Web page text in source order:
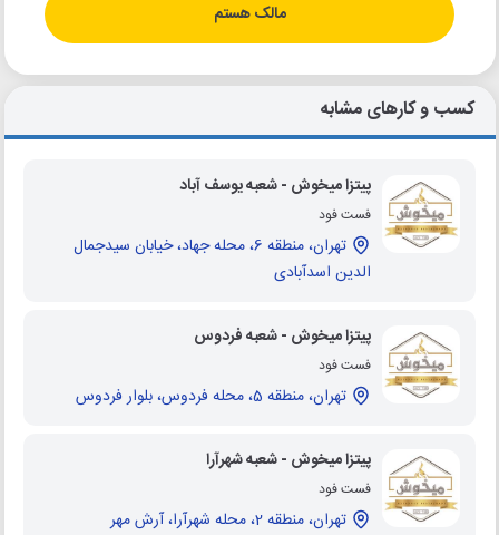
مالک هستم
کسب و کارهای مشابه
پیتزا میخوش - شعبه یوسف آباد
فست فود
تهران، منطقه 6، محله جهاد، خیابان سیدجمال
الدین اسدآبادی
پیتزا میخوش - شعبه فردوس
فست فود
تهران، منطقه 5، محله فردوس، بلوار فردوس
پیتزا میخوش - شعبه شهرآرا
فست فود
تهران، منطقه 2، محله شهرآرا، آرش مهر